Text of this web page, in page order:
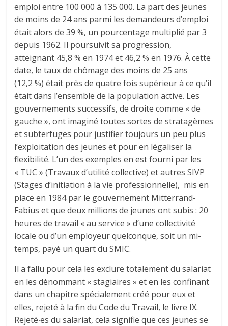
emploi entre 100 000 à 135 000. La part des jeunes
de moins de 24 ans parmi les demandeurs d’emploi
était alors de 39 %, un pourcentage multiplié par 3
depuis 1962. Il poursuivit sa progression,
atteignant 45,8 % en 1974 et 46,2 % en 1976. À cette
date, le taux de chômage des moins de 25 ans
(12,2 %) était près de quatre fois supérieur à ce qu’il
était dans l’ensemble de la population active. Les
gouvernements successifs, de droite comme « de
gauche », ont imaginé toutes sortes de stratagèmes
et subterfuges pour justifier toujours un peu plus
l’exploitation des jeunes et pour en légaliser la
flexibilité. L’un des exemples en est fourni par les
« TUC » (Travaux d’utilité collective) et autres SIVP
(Stages d’initiation à la vie professionnelle), mis en
place en 1984 par le gouvernement Mitterrand-
Fabius et que deux millions de jeunes ont subis : 20
heures de travail « au service » d’une collectivité
locale ou d’un employeur quelconque, soit un mi-
temps, payé un quart du SMIC.
Il a fallu pour cela les exclure totalement du salariat
en les dénommant « stagiaires » et en les confinant
dans un chapitre spécialement créé pour eux et
elles, rejeté à la fin du Code du Travail, le livre IX.
Rejeté∙es du salariat, cela signifie que ces jeunes se